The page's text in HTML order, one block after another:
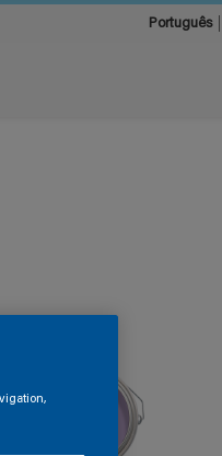
Português